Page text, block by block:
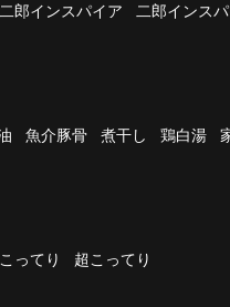
二郎インスパイア 二郎インス
魚介豚骨 煮干し 鶏白湯
こってり 超こってり